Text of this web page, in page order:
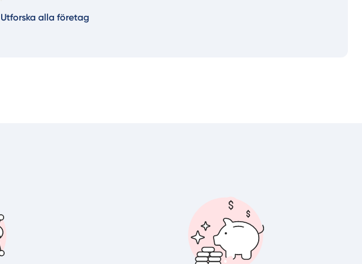
Utforska alla företag